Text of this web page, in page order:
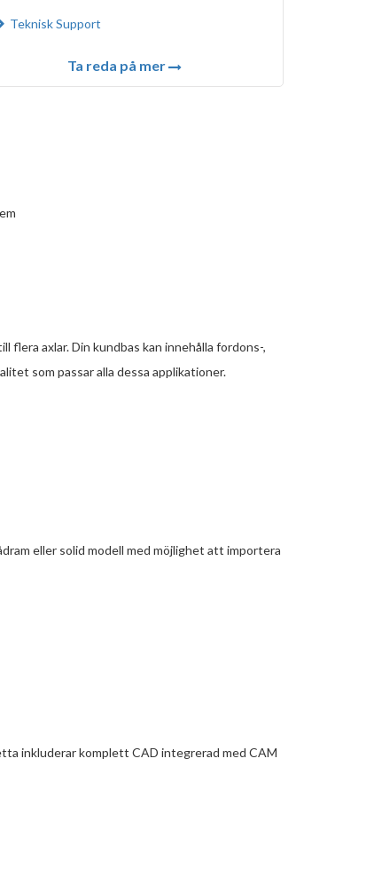
Teknisk Support
Ta reda på mer
axlar. Din kundbas kan innehålla fordons-,
som passar alla dessa applikationer.
eller solid modell med möjlighet att importera
inkluderar komplett CAD integrerad med CAM